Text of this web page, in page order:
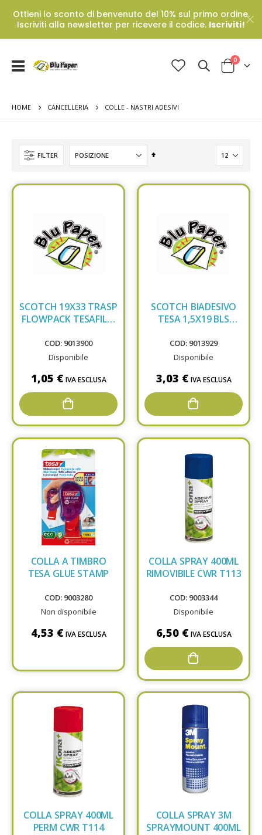
Ottieni lo sconto di benvenuto del 10% sul primo ordine.
Iscriviti alla newsletter per ricevere il codice. Iscriviti!
Toggle
Cart
0Prodotti
HOME CANCELLERIA COLLE - NASTRI ADESIVI
FILTER
Set
SCOTCH 19X33 TRASP
FLOWPACK TESAFILM
COD: 9013900
Disponibile
1,05 € IVA ESCLUSA
SCOTCH BIADESIVO
TESA 1,5X19 BLS
COD: 9013929
Disponibile
3,03 € IVA ESCLUSA
COLLA A TIMBRO
TESA GLUE STAMP
COD: 9003280
Non disponibile
4,53 € IVA ESCLUSA
COLLA SPRAY 400ML
RIMOVIBILE CWR T113
COD: 9003344
Disponibile
6,50 € IVA ESCLUSA
COLLA SPRAY 400ML
PERM CWR T114
COLLA SPRAY 3M
SPRAYMOUNT 400ML